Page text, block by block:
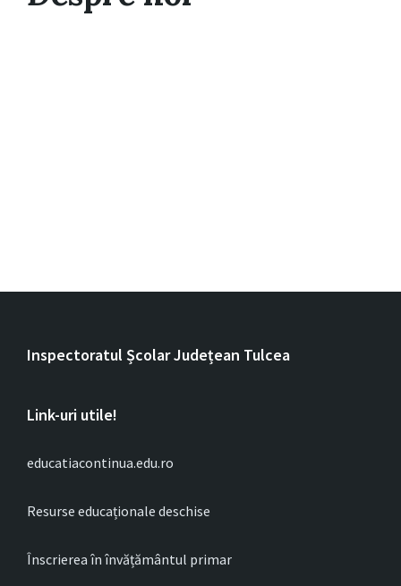
Inspectoratul Școlar Județean Tulcea
Link-uri utile!
educatiacontinua.edu.ro
Resurse educaționale deschise
Înscrierea în învățământul primar